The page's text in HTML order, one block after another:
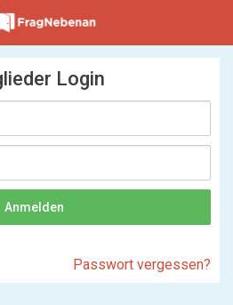
Login
Passwort vergessen?